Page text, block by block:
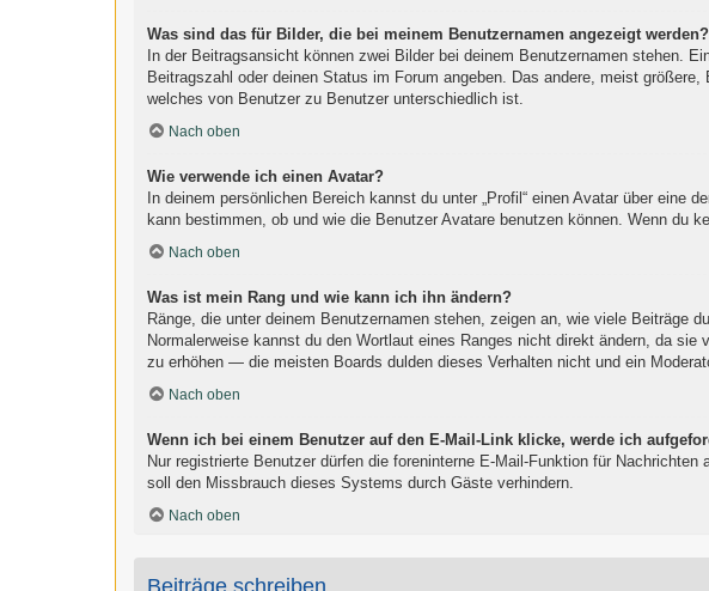
Was sind das für Bilder, die bei meinem Benutzernamen angezeigt werden?
In der Beitragsansicht können zwei Bilder bei deinem Benutzernamen stehen.
Beitragszahl oder deinen Status im Forum angeben. Das andere, meist
welches von Benutzer zu Benutzer unterschiedlich ist.
Nach oben
Wie verwende ich einen Avatar?
In deinem persönlichen Bereich kannst du unter „Profil“ einen Avatar über eine
kann bestimmen, ob und wie die Benutzer Avatare benutzen können. Wenn du
Nach oben
Was ist mein Rang und wie kann ich ihn ändern?
Ränge, die unter deinem Benutzernamen stehen, zeigen an, wie viele Beiträge
Normalerweise kannst du den Wortlaut eines Ranges nicht direkt ändern, da
zu erhöhen — die meisten Boards dulden dieses Verhalten nicht und ein
Nach oben
Wenn ich bei einem Benutzer auf den E-Mail-Link klicke, werde ich
Nur registrierte Benutzer dürfen die foreninterne E-Mail-Funktion für
soll den Missbrauch dieses Systems durch Gäste verhindern.
Nach oben
Beiträge schreiben